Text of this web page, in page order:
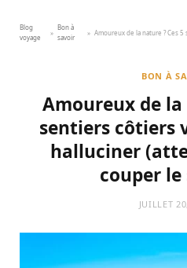
Blog
voyage
»
Bon à
savoir
»
BON À
Amoureux de la
sentiers côtiers
halluciner
couper
JUILLET